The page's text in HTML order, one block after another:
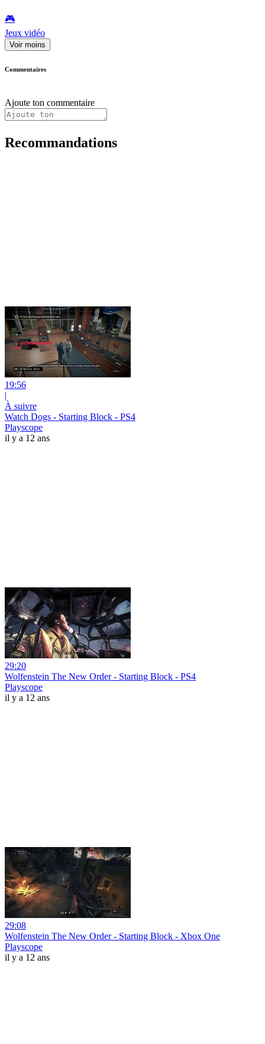
🎮️
Jeux vidéo
Voir moins
Commentaires
Ajoute ton commentaire
Recommandations
19:56
|
À suivre
Watch Dogs - Starting Block - PS4
Playscope
il y a 12 ans
29:20
Wolfenstein The New Order - Starting Block - PS4
Playscope
il y a 12 ans
29:08
Wolfenstein The New Order - Starting Block - Xbox One
Playscope
il y a 12 ans